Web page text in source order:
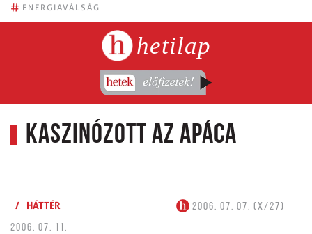
# ENERGIAVÁLSÁG
hetilap
Kaszinózott az apáca
/ HÁTTÉR
2006. 07. 07. (X/27)
2006. 07. 11.